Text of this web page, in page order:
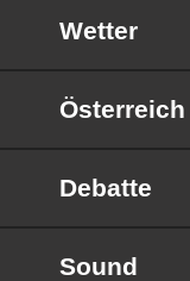
Wetter
Österreich
Debatte
Sound